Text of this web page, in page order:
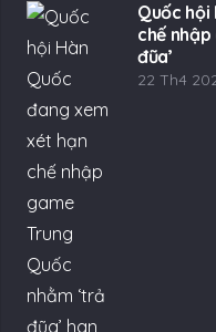
Quốc hội
chế
đũa’
22 Th4